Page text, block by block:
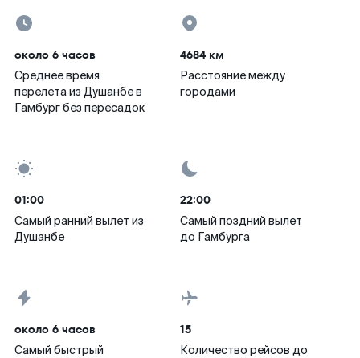
около 6 часов
Среднее время
перелета из Душанбе в
Гамбург без пересадок
4684 км
Расстояние между
городами
01:00
Самый ранний вылет из
Душанбе
22:00
Самый поздний вылет
до Гамбурга
около 6 часов
Самый быстрый
15
Количество рейсов до